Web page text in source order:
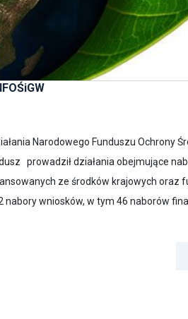
Narodowego Funduszu Ochrony
prowadził działania obejmujące
ze środków krajowych oraz
nabory wniosków, w tym 46 naborów